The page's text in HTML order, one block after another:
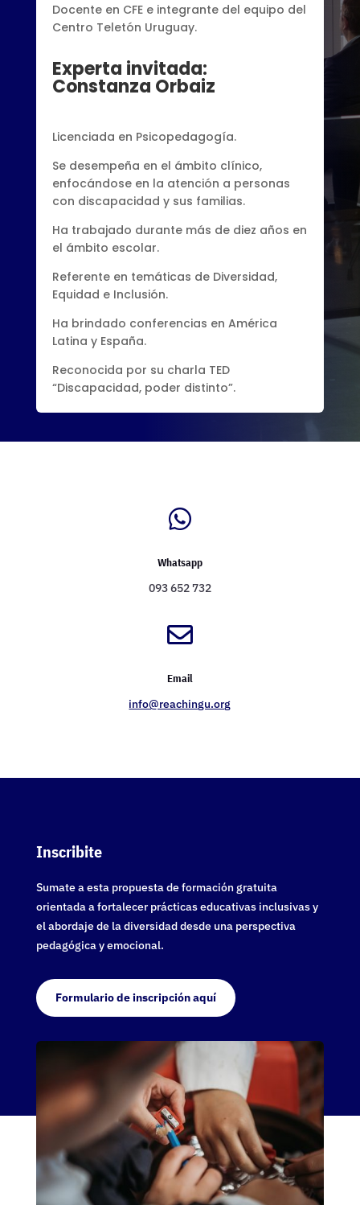
Docente en CFE e integrante del equipo del
Centro Teletón Uruguay.
Experta invitada:
Constanza Orbaiz
Licenciada en Psicopedagogía.
Se desempeña en el ámbito clínico,
enfocándose en la atención a personas
con discapacidad y sus familias.
Ha trabajado durante más de diez años en
el ámbito escolar.
Referente en temáticas de Diversidad,
Equidad e Inclusión.
Ha brindado conferencias en América
Latina y España.
Reconocida por su charla TED
“Discapacidad, poder distinto”.

Whatsapp
093 652 732

Email
info@reachingu.org
Inscribite
Sumate a esta propuesta de formación gratuita
orientada a fortalecer prácticas educativas inclusivas y
el abordaje de la diversidad desde una perspectiva
pedagógica y emocional.
Formulario de inscripción aquí